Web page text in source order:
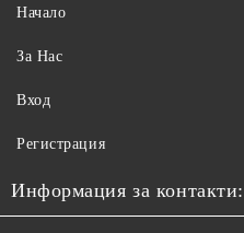
Начало
За Нас
Вход
Регистрация
Информация за контакти: